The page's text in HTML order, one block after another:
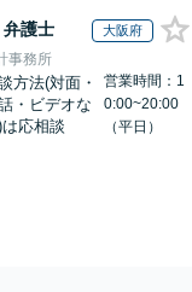
弁護士 大阪府
事務所
方法(対面・
・ビデオな
は応相談
営業時間：1
0:00~20:00
（平日）